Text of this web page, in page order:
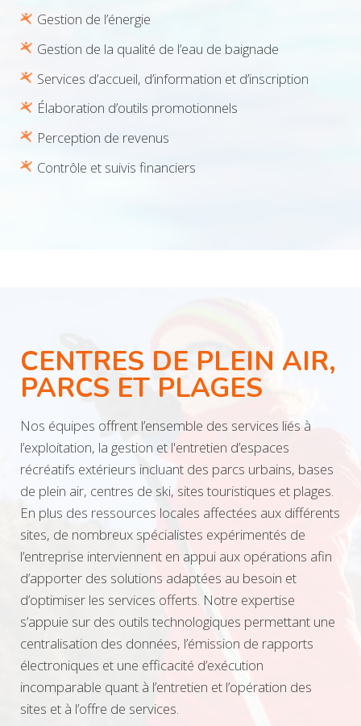
Gestion de l’énergie
Gestion de la qualité de l’eau de baignade
Services d’accueil, d’information et d’inscription
Élaboration d’outils promotionnels
Perception de revenus
Contrôle et suivis financiers
CENTRES DE PLEIN AIR,
PARCS ET PLAGES
Nos équipes offrent l’ensemble des services liés à
l’exploitation, la gestion et l'entretien d’espaces
récréatifs extérieurs incluant des parcs urbains, bases
de plein air, centres de ski, sites touristiques et plages.
En plus des ressources locales affectées aux différents
sites, de nombreux spécialistes expérimentés de
l’entreprise interviennent en appui aux opérations afin
d’apporter des solutions adaptées au besoin et
d’optimiser les services offerts. Notre expertise
s’appuie sur des outils technologiques permettant une
centralisation des données, l’émission de rapports
électroniques et une efficacité d’exécution
incomparable quant à l’entretien et l’opération des
sites et à l’offre de services.